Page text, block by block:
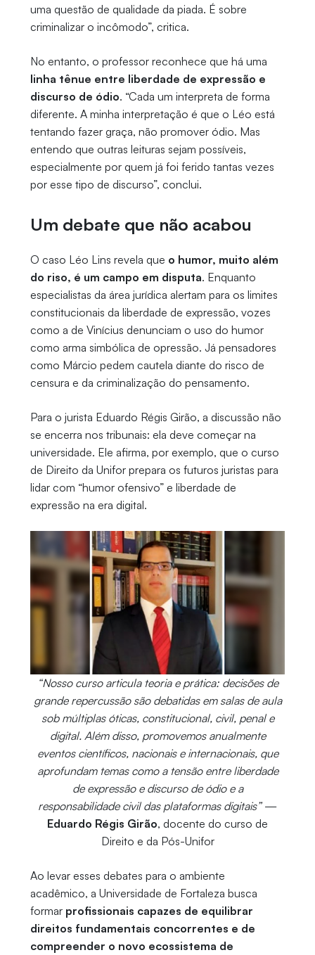
uma questão de qualidade da piada. É sobre
criminalizar o incômodo”, critica.
No entanto, o professor reconhece que há uma
linha tênue entre liberdade de expressão e
discurso de ódio. “Cada um interpreta de forma
diferente. A minha interpretação é que o Léo está
tentando fazer graça, não promover ódio. Mas
entendo que outras leituras sejam possíveis,
especialmente por quem já foi ferido tantas vezes
por esse tipo de discurso”, conclui.
Um debate que não acabou
O caso Léo Lins revela que o humor, muito além
do riso, é um campo em disputa. Enquanto
especialistas da área jurídica alertam para os limites
constitucionais da liberdade de expressão, vozes
como a de Vinícius denunciam o uso do humor
como arma simbólica de opressão. Já pensadores
como Márcio pedem cautela diante do risco de
censura e da criminalização do pensamento.
Para o jurista Eduardo Régis Girão, a discussão não
se encerra nos tribunais: ela deve começar na
universidade. Ele afirma, por exemplo, que o curso
de Direito da Unifor prepara os futuros juristas para
lidar com “humor ofensivo” e liberdade de
expressão na era digital.
“Nosso curso articula teoria e prática: decisões de
grande repercussão são debatidas em salas de aula
sob múltiplas óticas, constitucional, civil, penal e
digital. Além disso, promovemos anualmente
eventos científicos, nacionais e internacionais, que
aprofundam temas como a tensão entre liberdade
de expressão e discurso de ódio e a
responsabilidade civil das plataformas digitais”—
Eduardo Régis Girão, docente do curso de
Direito e da Pós-Unifor
Ao levar esses debates para o ambiente
acadêmico, a Universidade de Fortaleza busca
formar profissionais capazes de equilibrar
direitos fundamentais concorrentes e de
compreender o novo ecossistema de